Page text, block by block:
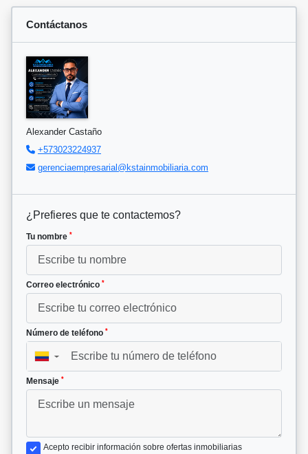
Contáctanos
Alexander Castaño
+573023224937
gerenciaempresarial@kstainmobiliaria.com
¿Prefieres que te contactemos?
Tu nombre *
Correo electrónico *
Número de teléfono *
▼
Mensaje *
Acepto recibir información sobre ofertas inmobiliarias